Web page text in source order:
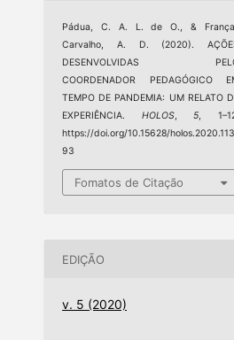
Pádua, C. A. L. de O., &
Carvalho, A. D. (2020).
DESENVOLVIDAS
COORDENADOR PEDAGÓGICO
TEMPO DE PANDEMIA: UM RELATO
EXPERIÊNCIA. HOLOS,5 ,
https://doi.org/10.15628/holos.2020.113
93
Fomatos de Citação
EDIÇÃO
v. 5 (2020)